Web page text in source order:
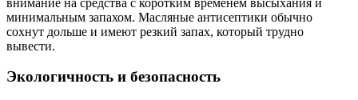
минимальным запахом. Масляные антисептики обычно
сохнут дольше и имеют резкий запах, который трудно
вывести.
Экологичность и безопасность